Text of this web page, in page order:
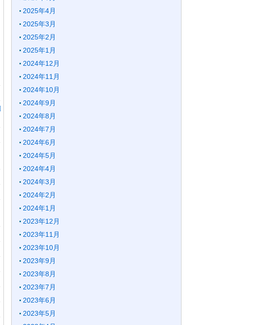
2025年4月
2025年3月
2025年2月
2025年1月
2024年12月
2024年11月
2024年10月
2024年9月
2024年8月
2024年7月
2024年6月
2024年5月
2024年4月
2024年3月
2024年2月
2024年1月
2023年12月
2023年11月
2023年10月
2023年9月
2023年8月
2023年7月
2023年6月
2023年5月